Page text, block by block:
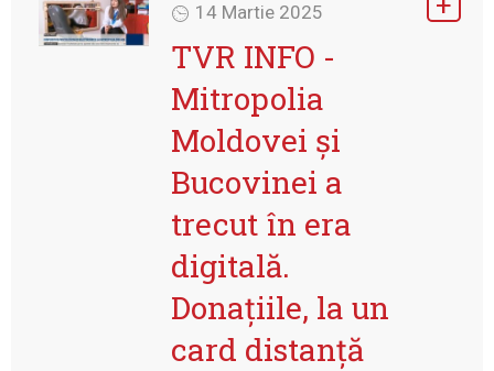
14 Martie 2025
TVR INFO -
Mitropolia
Moldovei și
Bucovinei a
trecut în era
digitală.
Donațiile, la un
card distanță